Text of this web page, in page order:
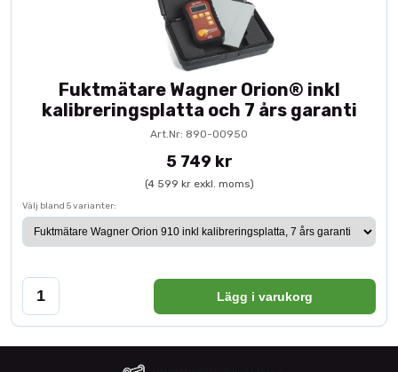
Fuktmätare Wagner Orion® inkl
kalibreringsplatta och 7 års garanti
Art.Nr: 890-00950
5 749 kr
(4 599 kr exkl. moms)
Välj bland 5 varianter:
Lägg i varukorg